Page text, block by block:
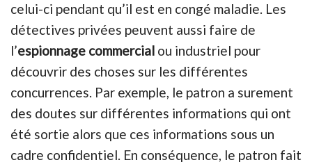
celui-ci pendant qu’il est en congé maladie. Les
détectives privées peuvent aussi faire de
l’espionnage commercial ou industriel pour
découvrir des choses sur les différentes
concurrences. Par exemple, le patron a surement
des doutes sur différentes informations qui ont
été sortie alors que ces informations sous un
cadre confidentiel. En conséquence, le patron fait